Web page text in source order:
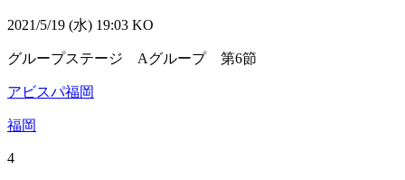
2021/5/19 (水) 19:03 KO
グループステージ Aグループ 第6節
アビスパ福岡
福岡
4